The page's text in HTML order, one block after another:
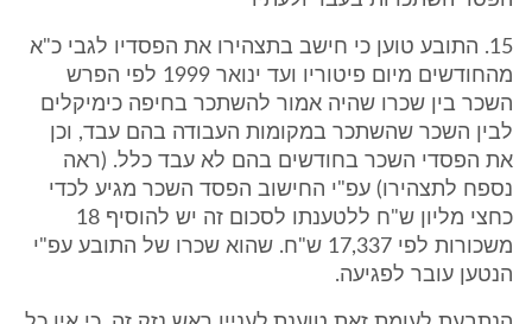
15. התובע טוען כי חישב בתצהירו את הפסדיו לגבי כ"א
מהחודשים מיום פיטוריו ועד ינואר 1999 לפי הפרש
השכר בין שכרו שהיה אמור להשתכר בחיפה כימיקלים
לבין השכר שהשתכר במקומות העבודה בהם עבד, וכן
את הפסדי השכר בחודשים בהם לא עבד כלל. (ראה
נספח לתצהירו) עפ"י החישוב הפסד השכר מגיע לכדי
כחצי מליון ש"ח ללטענתו לסכום זה יש להוסיף 18
משכורות לפי 17,337 ש"ח. שהוא שכרו של התובע עפ"י
הנטען עובר לפגיעה.